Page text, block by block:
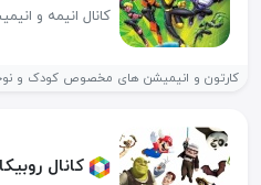
کانال انیمه و
کارتون و انیمیشن های مخصوص کودک و
کانال